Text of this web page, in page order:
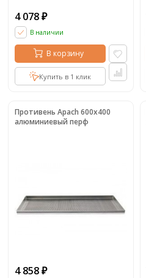
4 078 ₽
В наличии
В корзину
Купить в 1 клик
Противень Apach 600x400
алюминиевый перф
4 858 ₽